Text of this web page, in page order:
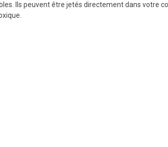
Ils peuvent être jetés directement dans votre